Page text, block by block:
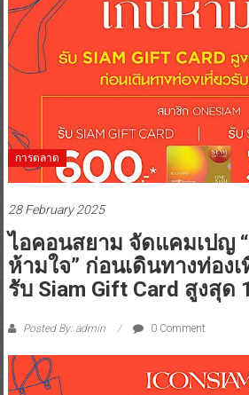
การตลาด
28 February 2025
ไอคอนสยาม จัดแคมเปญ
ห้ามใจ” ก่อนเดินทางท่อง
รับ Siam Gift Card สูงสุด
Posted By: admin 0 Comment